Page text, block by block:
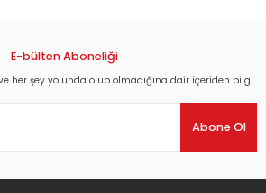
teşekkür ederiz.
eksik bilgiler bulunuyor.
daha pahalı.
E-bülten Aboneliği
her şey yolunda olup olmadığına dair içeriden bilgi.
Abone Ol